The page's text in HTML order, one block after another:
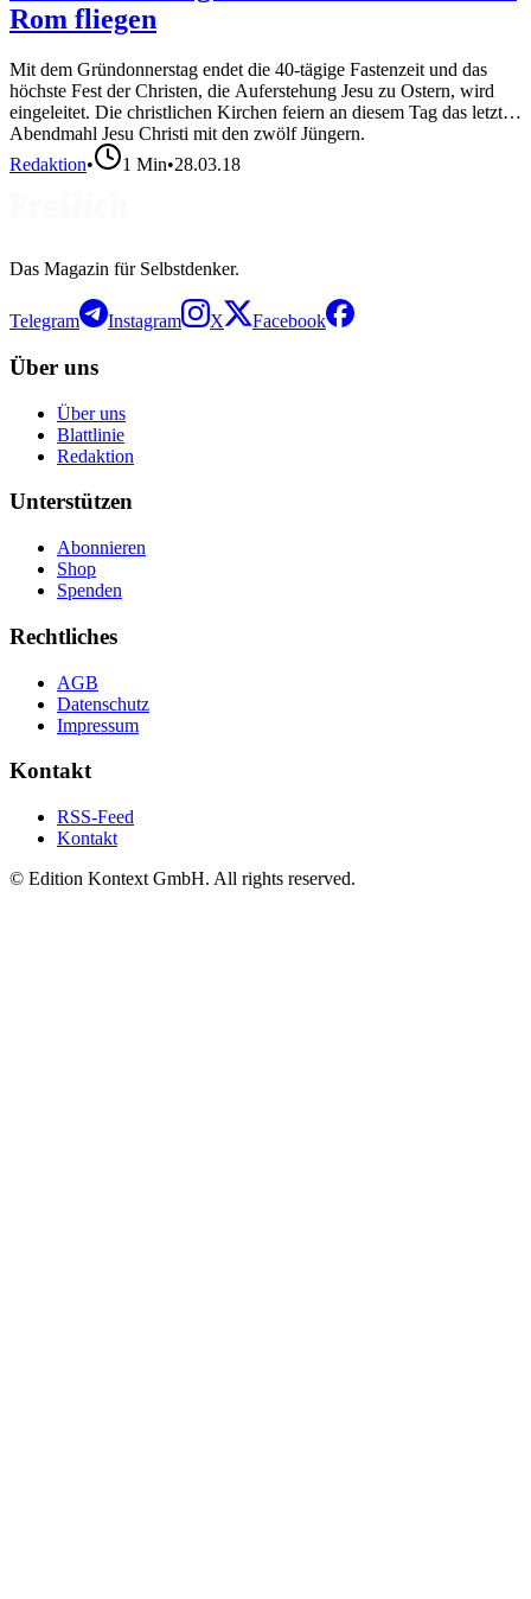
Rom fliegen
Mit dem Gründonnerstag endet die 40-tägige Fastenzeit und das
höchste Fest der Christen, die Auferstehung Jesu zu Ostern, wird
eingeleitet. Die christlichen Kirchen feiern an diesem Tag das letzte
Abendmahl Jesu Christi mit den zwölf Jüngern.
Redaktion• 1 Min•28.03.18
Das Magazin für Selbstdenker.
Telegram Instagram X Facebook
Über uns
Über uns
Blattlinie
Redaktion
Unterstützen
Abonnieren
Shop
Spenden
Rechtliches
AGB
Datenschutz
Impressum
Kontakt
RSS-Feed
Kontakt
© Edition Kontext GmbH. All rights reserved.